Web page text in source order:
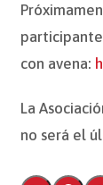
con avena:
La
no será el